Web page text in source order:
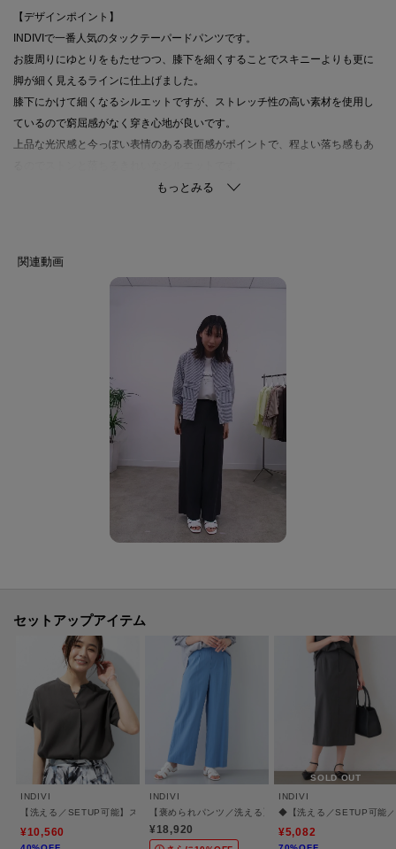
【デザインポイント】
INDIVIで一番人気のタックテーパードパンツです。
お腹周りにゆとりをもたせつつ、膝下を細くすることでスキニーよりも更に
脚が細く見えるラインに仕上げました。
膝下にかけて細くなるシルエットですが、ストレッチ性の高い素材を使用し
ているので窮屈感がなく穿き心地が良いです。
上品な光沢感と今っぽい表情のある表面感がポイントで、程よい落ち感もあ
忙しい朝でも簡単にこなれた通勤スタイルが決まるシリーズです。
強撚糸を使用しキュプラ本来の光沢感を抑え、深みのある発色と微光沢性を
ナイロン糸を加えた事でシボ感とさらりとした風合いがあります。
着心地にこだわり、ストレッチ性があります。
・裏地：オフホワイト（003） ライトグレー（011） ライトイエロー（030）
・裏地（ひざ丈）：ベージュ（052）のみ
伸縮性：ややあり
洗濯方法：洗濯機洗い可
【カラーについて】
・ネイビー（093）とネイビー（094）の違いについて
2024年より、ネイビーのカラー品番表記が（094）に変更となりました。カ
ラー自体の違いはございません。
-・-・-・-・-・-・-・-・-・-・-・-・-・-・-・-・-・-・-・-・-・-
■気になるアイテムは『お気に入り登録』がおすすめです！■
セットアップアイテム
INDIVI
【洗える／SETUP可能】スキッパーブラウス
¥10,560
INDIVI
【褒められパンツ／洗える】ウエストゴムワイドタック
¥18,920
SOLD OUT
INDIVI
◆【洗える／SETUP可能
¥5,082